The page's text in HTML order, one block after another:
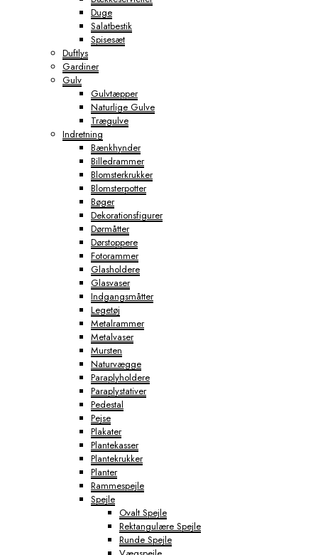
Duge
Salatbestik
Spisesæt
Duftlys
Gardiner
Gulv
Gulvtæpper
Naturlige Gulve
Trægulve
Indretning
Bænkhynder
Billedrammer
Blomsterkrukker
Blomsterpotter
Bøger
Dekorationsfigurer
Dørmåtter
Dørstoppere
Fotorammer
Glasholdere
Glasvaser
Indgangsmåtter
Legetøj
Metalrammer
Metalvaser
Mursten
Naturvægge
Paraplyholdere
Paraplystativer
Pedestal
Pejse
Plakater
Plantekasser
Plantekrukker
Planter
Rammespejle
Spejle
Ovalt Spejle
Rektangulære Spejle
Runde Spejle